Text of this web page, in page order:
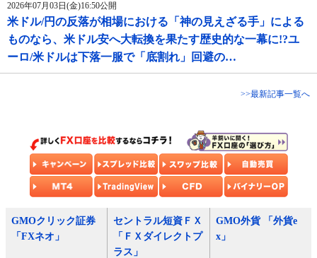
2026年07月03日(金)16:50公開
米ドル/円の反落が相場における「神の見えざる手」による
ものなら、米ドル安へ大転換を果たす歴史的な一幕に!?ユ
ーロ/米ドルは下落一服で「底割れ」回避の…
>>最新記事一覧へ
GMOクリック証券
「FXネオ」
セントラル短資ＦＸ
「ＦＸダイレクトプ
ラス」
GMO外貨 「外貨e
x」